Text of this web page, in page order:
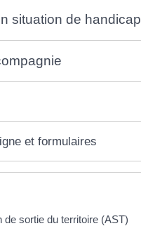
situation de handicap
et formulaires
de sortie du territoire (AST)